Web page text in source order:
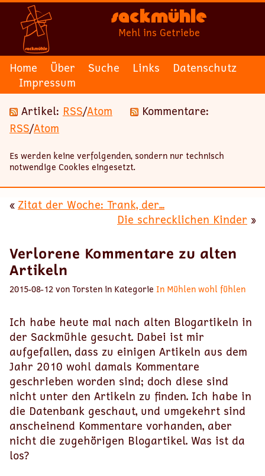
Sackmühle
Mehl ins Getriebe
Home Über Suche Links
Datenschutz
Impressum
Artikel: RSS/Atom
Kommentare:
RSS/Atom
Es werden keine verfolgenden, sondern nur technisch
notwendige Cookies eingesetzt.
« Zitat der Woche: Trank, der...
Die schrecklichen Kinder »
Verlorene Kommentare zu alten
Artikeln
2015-08-12 von Torsten in Kategorie In Mühlen wohl fühlen
Ich habe heute mal nach alten Blogartikeln in
der Sackmühle gesucht. Dabei ist mir
aufgefallen, dass zu einigen Artikeln aus dem
Jahr 2010 wohl damals Kommentare
geschrieben worden sind; doch diese sind
nicht unter den Artikeln zu finden. Ich habe in
die Datenbank geschaut, und umgekehrt sind
anscheinend Kommentare vorhanden, aber
nicht die zugehörigen Blogartikel. Was ist da
los?